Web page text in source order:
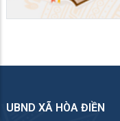
UBND XÃ HÒA ĐIỀN